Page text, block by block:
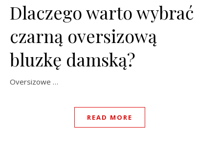
Dlaczego warto wybrać
czarną oversizową
bluzkę damską?
Oversizowe …
READ MORE